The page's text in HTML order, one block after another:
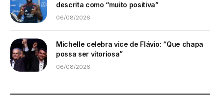
descrita como “muito positiva”
06/08/2026
Michelle celebra vice de Flávio: “Que chapa
possa ser vitoriosa”
06/08/2026